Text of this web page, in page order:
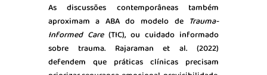
As discussões contemporâneas também
aproximam a ABA do modelo de Trauma-
Informed Care(TIC), ou cuidado informado
sobre trauma. Rajaraman et al. (2022)
defendem que práticas clínicas precisam